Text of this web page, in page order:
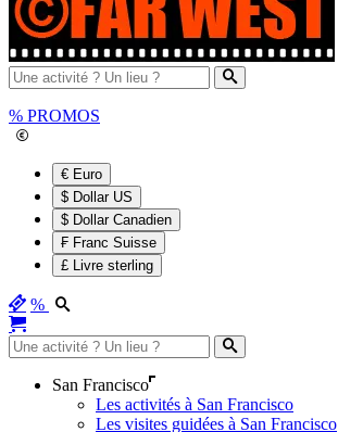
% PROMOS
€ Euro
$ Dollar US
$ Dollar Canadien
₣ Franc Suisse
£ Livre sterling
%
San Francisco
Les activités à San Francisco
Les visites guidées à San Francisco